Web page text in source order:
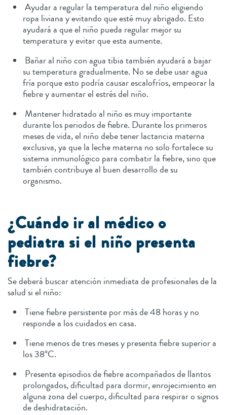
Ayudar a regular la temperatura del niño eligiendo
ropa liviana y evitando que esté muy abrigado. Esto
ayudará a que el niño pueda regular mejor su
temperatura y evitar que esta aumente.
Bañar al niño con agua tibia también ayudará a bajar
su temperatura gradualmente. No se debe usar agua
fría porque esto podría causar escalofríos, empeorar la
fiebre y aumentar el estrés del niño.
Mantener hidratado al niño es muy importante
durante los periodos de fiebre. Durante los primeros
meses de vida, el niño debe tener lactancia materna
exclusiva, ya que la leche materna no solo fortalece su
sistema inmunológico para combatir la fiebre, sino que
también contribuye al buen desarrollo de su
organismo.
¿Cuándo ir al médico o
pediatra si el niño presenta
fiebre?
Se deberá buscar atención inmediata de profesionales de la
salud si el niño:
Tiene fiebre persistente por más de 48 horas y no
responde a los cuidados en casa.
Tiene menos de tres meses y presenta fiebre superior a
los 38°C.
Presenta episodios de fiebre acompañados de llantos
prolongados, dificultad para dormir, enrojecimiento en
alguna zona del cuerpo, dificultad para respirar o signos
de deshidratación.